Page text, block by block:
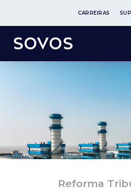
CARREIRAS
Reforma